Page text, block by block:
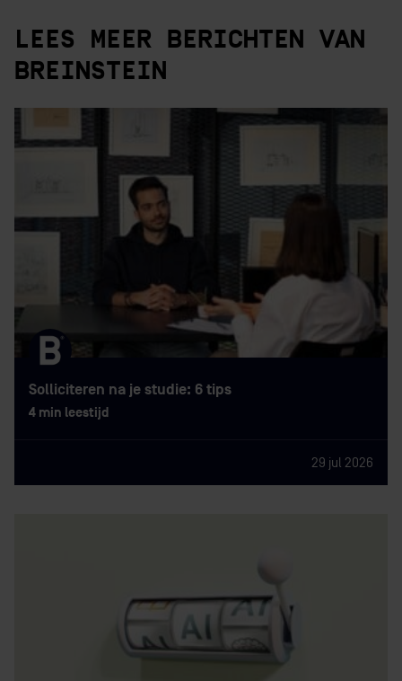
LEES MEER BERICHTEN VAN
BREINSTEIN
Solliciteren na je studie: 6 tips
4 min leestijd
29 jul 2026